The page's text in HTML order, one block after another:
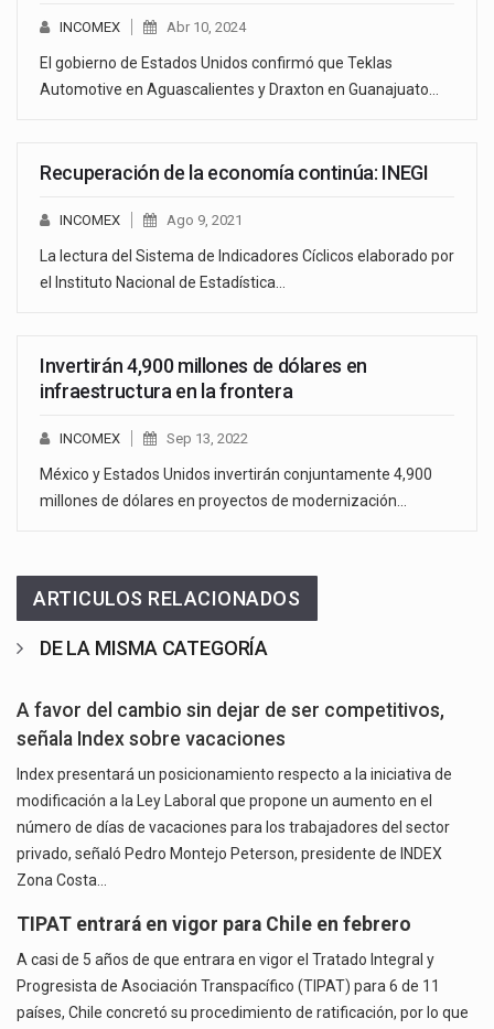
INCOMEX Abr 10, 2024
El gobierno de Estados Unidos confirmó que Teklas
Automotive en Aguascalientes y Draxton en Guanajuato…
Recuperación de la economía continúa: INEGI
INCOMEX Ago 9, 2021
La lectura del Sistema de Indicadores Cíclicos elaborado por
el Instituto Nacional de Estadística…
Invertirán 4,900 millones de dólares en
infraestructura en la frontera
INCOMEX Sep 13, 2022
México y Estados Unidos invertirán conjuntamente 4,900
millones de dólares en proyectos de modernización…
ARTICULOS RELACIONADOS
DE LA MISMA CATEGORÍA
A favor del cambio sin dejar de ser competitivos,
señala Index sobre vacaciones
Index presentará un posicionamiento respecto a la iniciativa de
modificación a la Ley Laboral que propone un aumento en el
número de días de vacaciones para los trabajadores del sector
privado, señaló Pedro Montejo Peterson, presidente de INDEX
Zona Costa…
TIPAT entrará en vigor para Chile en febrero
A casi de 5 años de que entrara en vigor el Tratado Integral y
Progresista de Asociación Transpacífico (TIPAT) para 6 de 11
países, Chile concretó su procedimiento de ratificación, por lo que